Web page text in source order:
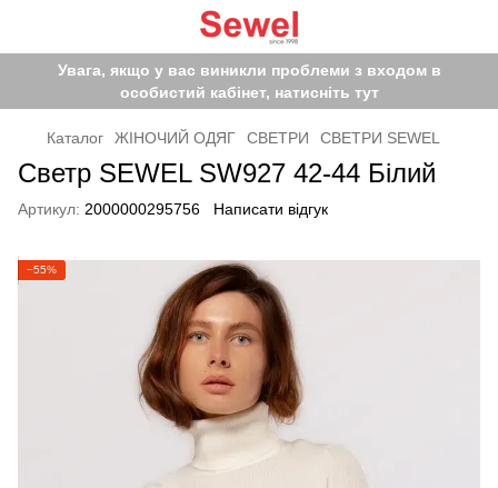
Увага, якщо у вас виникли проблеми з входом в
особистий кабінет, натисніть тут
Каталог ЖІНОЧИЙ ОДЯГ СВЕТРИ СВЕТРИ SEWEL
Светр SEWEL SW927 42-44 Білий
Артикул: 2000000295756 Написати відгук
−55%